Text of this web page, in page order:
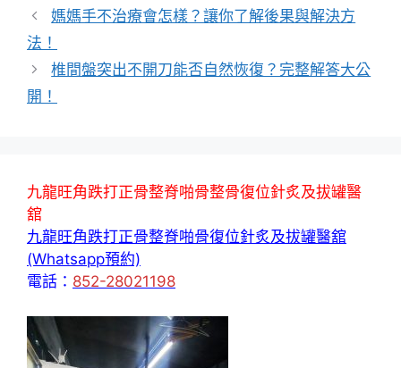
媽媽手不治療會怎樣？讓你了解後果與解決方
法！
椎間盤突出不開刀能否自然恢復？完整解答大公
開！
九龍旺角跌打正骨整脊啪骨整骨復位針炙及拔罐醫
舘
九龍旺角跌打正骨整脊啪骨復位針炙及拔罐醫舘
(Whatsapp預約)
電話： 852-28021198